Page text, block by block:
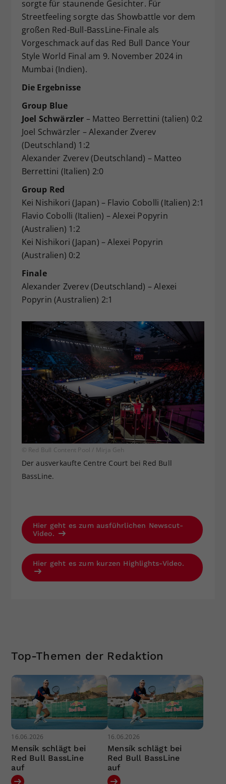
sorgte für staunende Gesichter. Für
Streetfeeling sorgte das Showbattle vor dem
großen Red-Bull-BassLine-Finale als
Vorgeschmack auf das Red Bull Dance Your
Style World Final am 9. November 2024 in
Mumbai (Indien).
Die Ergebnisse
Group Blue
Joel Schwärzler – Matteo Berrettini (talien) 0:2
Joel Schwärzler – Alexander Zverev
(Deutschland) 1:2
Alexander Zverev (Deutschland) – Matteo
Berrettini (Italien) 2:0
Group Red
Kei Nishikori (Japan) – Flavio Cobolli (Italien) 2:1
Flavio Cobolli (Italien) – Alexei Popyrin
(Australien) 1:2
Kei Nishikori (Japan) – Alexei Popyrin
(Australien) 0:2
Finale
Alexander Zverev (Deutschland) – Alexei
Popyrin (Australien) 2:1
© Red Bull Content Pool / Mirja Geh
Der ausverkaufte Centre Court bei Red Bull
BassLine.
Hier geht es zum ausführlichen Newscut-
Video.
Hier geht es zum kurzen Highlights-Video.
Top-Themen der Redaktion
16.06.2026
Mensík schlägt bei
Red Bull BassLine
auf
16.06.2026
Mensík schlägt bei
Red Bull BassLine
auf